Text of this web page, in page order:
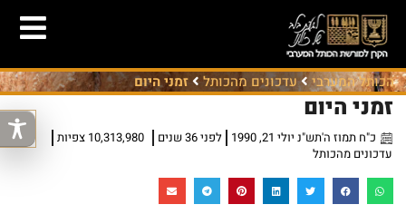
הכותל המערבי עדכונים מהכותל זמני היום
זמני היום
כ"ח תמוז ה'תש"נ יולי 21, 1990 לפני 36 שנים
10,313,980 צפיות
עדכונים מהכותל